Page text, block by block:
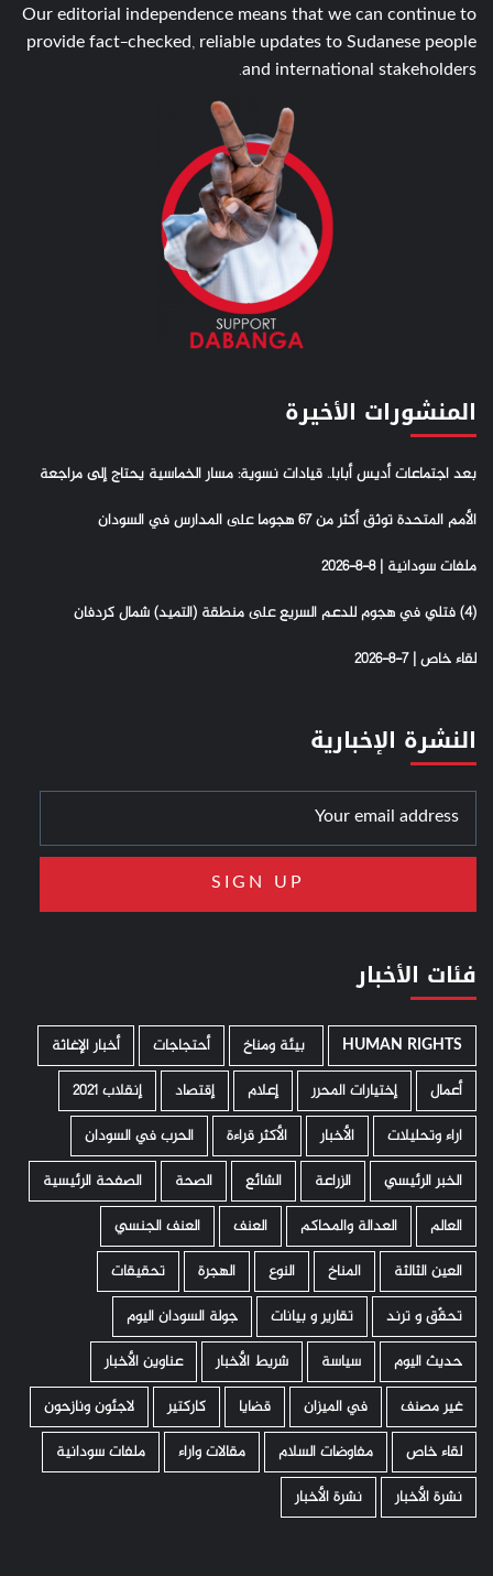
Our editorial independence means that we can continue to
provide fact-checked, reliable updates to Sudanese people
and international stakeholders.
المنشورات الأخيرة
بعد اجتماعات أديس أبابا.. قيادات نسوية: مسار الخماسية يحتاج إلى مراجعة
الأمم المتحدة توثق أكثر من 67 هجوما على المدارس في السودان
ملفات سودانية | 8-8-2026
(4) فتلي في هجوم للدعم السريع على منطقة (التميد) شمال كردفان
لقاء خاص | 7-8-2026
النشرة الإخبارية
فئات الأخبار
HUMAN RIGHTS ­ بيئة ومناخ أحتجاجات
أخبار الإغاثة
أعمال
إختيارات المحرر إعلام إقتصاد
إنقلاب 2021
اراء وتحليلات
الأخبار الأكثر قراءة
الحرب في السودان
الخبر الرئيسي
الزراعة الشائع الصحة
الصفحة الرئيسية
العالم
العدالة والمحاكم العنف
العنف الجنسي
العين الثالثة
المناخ النوع الهجرة
تحقيقات
تحقّق و ترند
تقارير و بيانات
جولة السودان اليوم
حديث اليوم
سياسة شريط الأخبار
عناوين الأخبار
غير مصنف
في الميزان قضايا كاركتير
لاجئون ونازحون
لقاء خاص
مفاوضات السلام مقالات واراء
ملفات سودانية
نشرة الأخبار
نشرة الأخبار